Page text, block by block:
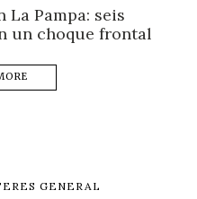
La Pampa: seis
un choque frontal
GENERAL